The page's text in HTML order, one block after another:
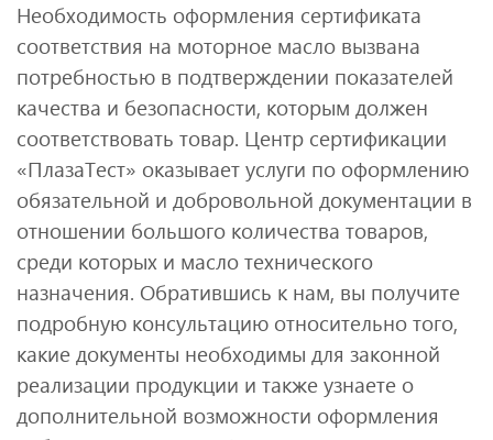
Необходимость оформления сертификата
соответствия на моторное масло вызвана
потребностью в подтверждении показателей
качества и безопасности, которым должен
соответствовать товар. Центр сертификации
«ПлазаТест» оказывает услуги по оформлению
обязательной и добровольной документации в
отношении большого количества товаров,
среди которых и масло технического
назначения. Обратившись к нам, вы получите
подробную консультацию относительно того,
какие документы необходимы для законной
реализации продукции и также узнаете о
дополнительной возможности оформления